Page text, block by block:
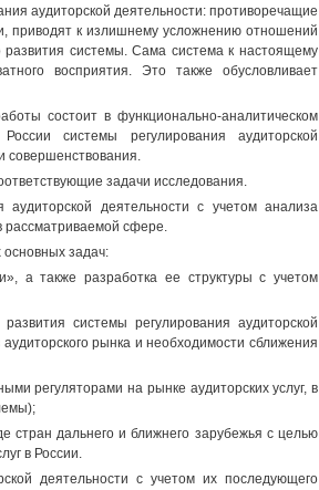
аудиторской деятельности: противоречащие
приводят к излишнему усложнению отношений
развития системы. Сама система к настоящему
восприятия. Это также обусловливает
состоит в функционально-аналитическом
системы регулирования аудиторской
совершенствования.
задачи исследования.
деятельности с учетом анализа
рассматриваемой сфере.
задач:
а также разработка ее структуры с учетом
системы регулирования аудиторской
рынка и необходимости сближения
регуляторами на рынке аудиторских услуг, в
стран дальнего и ближнего зарубежья с целью
в России.
деятельности с учетом их последующего